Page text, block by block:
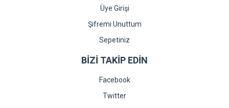
Üye Girişi
Şifremi Unuttum
Sepetiniz
BİZİ TAKİP EDİN
Facebook
Twitter